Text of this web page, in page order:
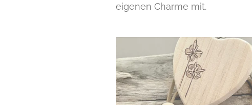
eigenen Charme mit.